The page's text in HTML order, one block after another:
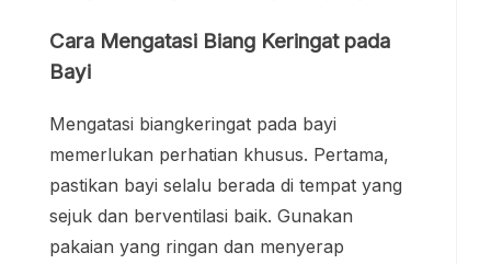
Cara Mengatasi Biang Keringat pada
Bayi
Mengatasi biangkeringat pada bayi
memerlukan perhatian khusus. Pertama,
pastikan bayi selalu berada di tempat yang
sejuk dan berventilasi baik. Gunakan
pakaian yang ringan dan menyerap